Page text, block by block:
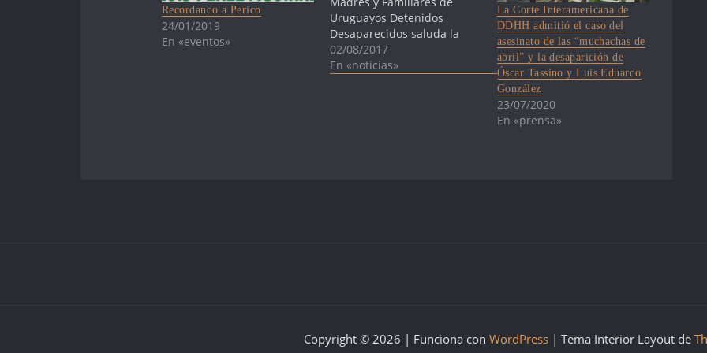
Recordando a Perico
24/01/2019
En «eventos»
Uruguayos Detenidos
Desaparecidos saluda la
elección de la Dra. Mariana
Mota como integrante del
02/08/2017
En «noticias»
La Corte Interamericana de
DDHH admitió el caso del
asesinato de las “muchachas de
abril” y la desaparición de
Óscar Tassino y Luis Eduardo
González
23/07/2020
En «prensa»
Copyright © 2026 | Funciona con WordPress | Tema Interior Layout de